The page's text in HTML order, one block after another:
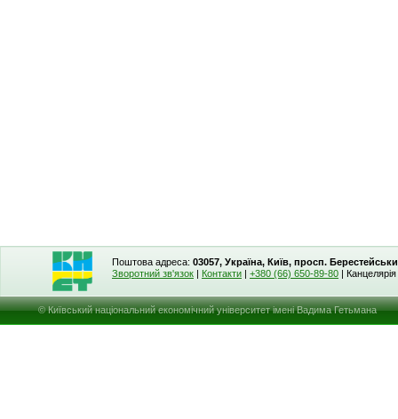
Поштова адреса: 03057, Україна, Київ, просп.
Зворотний зв'язок | Контакти | +380 (66) 650-89-80 | Канцелярія
© Київський національний економічний університет імені Вадима Гетьмана